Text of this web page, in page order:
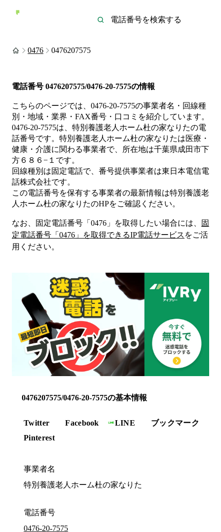
0476 0476207575
電話番号 0476207575/0476-20-7575の情報
こちらのページでは、 0476-20-7575の事業者名・回線種
別・地域・業界・FAX番号・口コミを紹介しています。
0476-20-7575は、 特別養護老人ホーム杜の家なりたの電
話番号です。 特別養護老人ホーム杜の家なりたは医療・
健康・介護に関わる事業者で、所在地は千葉県成田市下
方６８６−１ です。
回線種別は固定電話で、番号提供事業者は東日本電信電
話株式会社です。
この電話番号を保有する事業者の最新情報は特別養護老
人ホーム杜の家なりたのHPをご確認ください。
なお、固定電話番号「 0476 」を取得したい場合には、
固
定電話番号「 0476 」を取得できるIP電話サービス をご活
用ください。
0476207575/0476-20-7575の基本情報
Twitter Facebook LINE
ブックマーク
Pinterest
事業者名
特別養護老人ホーム杜の家なりた
電話番号
0476-20-7575